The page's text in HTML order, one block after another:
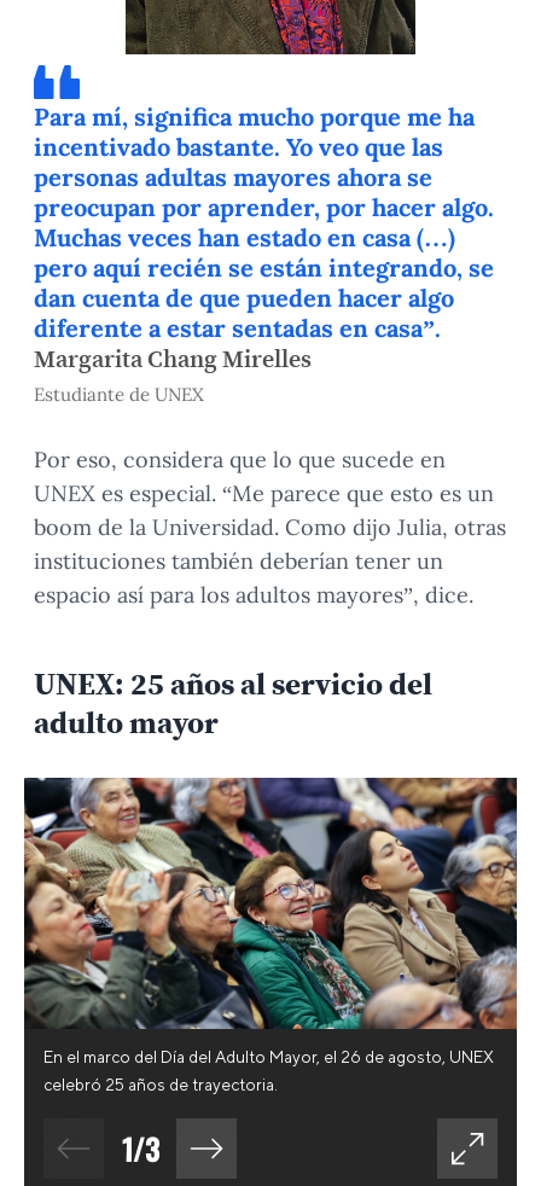
Para mí, significa mucho porque me ha
incentivado bastante. Yo veo que las
personas adultas mayores ahora se
preocupan por aprender, por hacer algo.
Muchas veces han estado en casa (…)
pero aquí recién se están integrando, se
dan cuenta de que pueden hacer algo
diferente a estar sentadas en casa”.
Margarita Chang Mirelles
Estudiante de UNEX
Por eso, considera que lo que sucede en
UNEX es especial. “Me parece que esto es un
boom de la Universidad. Como dijo Julia, otras
instituciones también deberían tener un
espacio así para los adultos mayores”, dice.
UNEX: 25 años al servicio del
adulto mayor
En el marco del Día del Adulto Mayor, el 26 de agosto, UNEX
celebró 25 años de trayectoria.
1/3